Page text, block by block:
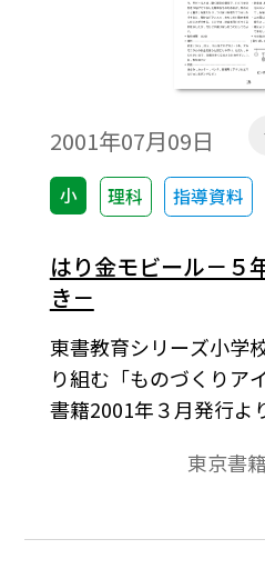
2001年07月09日
小 理科 指導資料
はり金モビール－５
き－
東書教育シリーズ小学
り組む「ものづくりア
書籍2001年３月発行よ
イデアを紹介。・ここ
る。・各ページの上半
東京書